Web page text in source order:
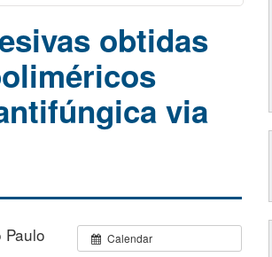
obtidas
via
Calendar
Paulo